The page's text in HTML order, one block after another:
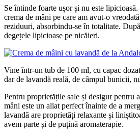
Se întinde foarte ușor și nu este lipicioasă.
crema de mâni pe care am avut-o
reziduuri, absorbindu-se în totalitate.
degețele lipicioase pe nicăieri.
Vine într-un tub de 100 ml, cu capac
dar de lavandă reală, de câmpul bunicii,
Pentru proprietățile sale și desigur pentru
mâni este un aliat perfect înainte de a
lavandă are proprietăți relaxante și
avem parte și de puțină aromaterapie.